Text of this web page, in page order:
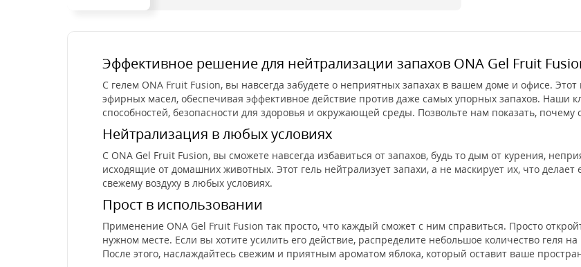
Эффективное решение для нейтрализации запахов ONA Gel Fruit
С гелем ONA Fruit Fusion, вы навсегда забудете о неприятных запахах в вашем доме и офисе.
эфирных масел, обеспечивая эффективное действие против даже самых упорных запахов. Наши
способностей, безопасности для здоровья и окружающей среды. Позвольте нам показать, почему
Нейтрализация в любых условиях
С ONA Gel Fruit Fusion, вы сможете навсегда избавиться от запахов, будь то дым от курения,
исходящие от домашних животных. Этот гель нейтрализует запахи, а не маскирует их, что
свежему воздуху в любых условиях.
Прост в использовании
Применение ONA Gel Fruit Fusion так просто, что каждый сможет с ним справиться. Просто
нужном месте. Если вы хотите усилить его действие, распределите небольшое количество геля
После этого, наслаждайтесь свежим и приятным ароматом яблока, который оставит ваше